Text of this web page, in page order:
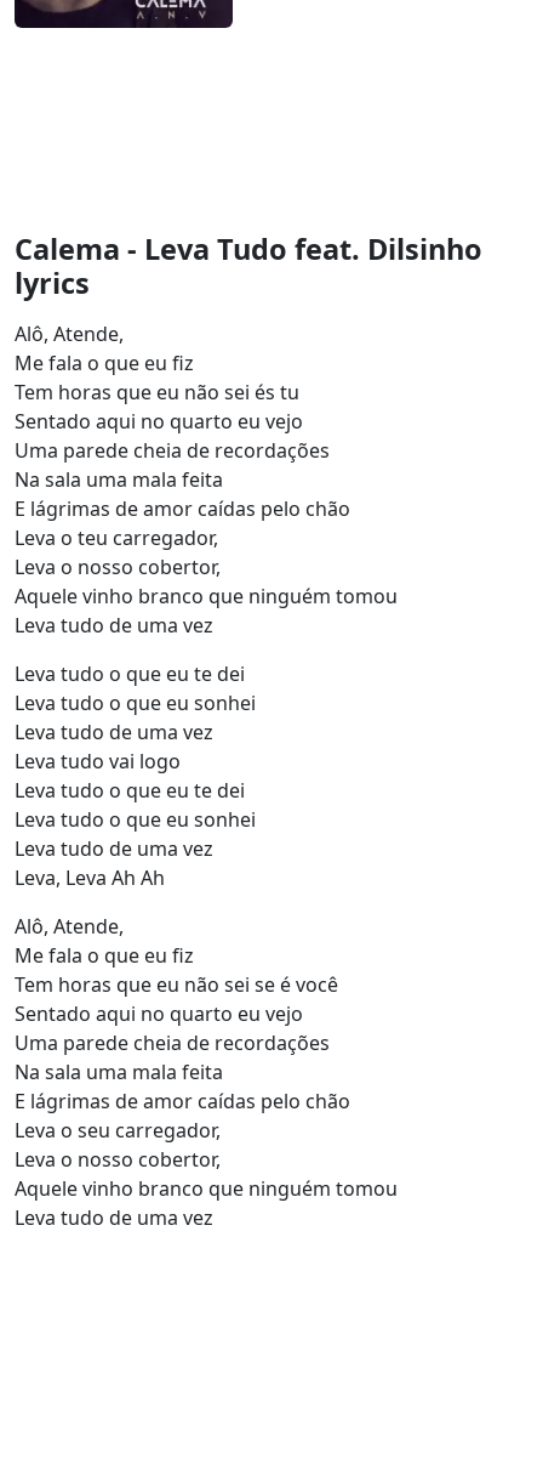
Calema - Leva Tudo feat. Dilsinho
lyrics
Alô, Atende,
Me fala o que eu fiz
Tem horas que eu não sei és tu
Sentado aqui no quarto eu vejo
Uma parede cheia de recordações
Na sala uma mala feita
E lágrimas de amor caídas pelo chão
Leva o teu carregador,
Leva o nosso cobertor,
Aquele vinho branco que ninguém tomou
Leva tudo de uma vez
Leva tudo o que eu te dei
Leva tudo o que eu sonhei
Leva tudo de uma vez
Leva tudo vai logo
Leva tudo o que eu te dei
Leva tudo o que eu sonhei
Leva tudo de uma vez
Leva, Leva Ah Ah
Alô, Atende,
Me fala o que eu fiz
Tem horas que eu não sei se é você
Sentado aqui no quarto eu vejo
Uma parede cheia de recordações
Na sala uma mala feita
E lágrimas de amor caídas pelo chão
Leva o seu carregador,
Leva o nosso cobertor,
Aquele vinho branco que ninguém tomou
Leva tudo de uma vez